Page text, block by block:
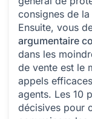
consignes de la
Ensuite, vous
argumentaire
dans les
de vente est le
appels
agents. Les 10
décisives pour